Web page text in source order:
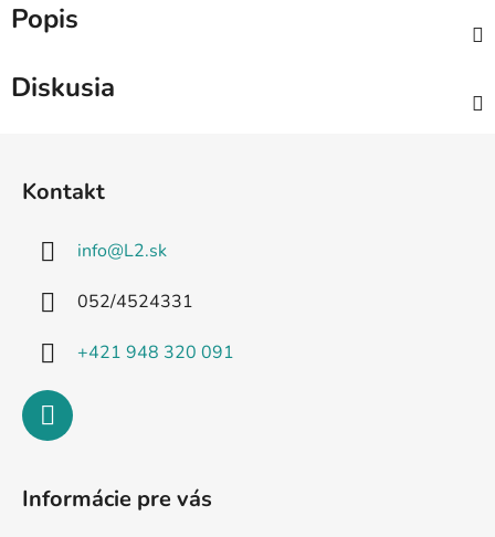
Popis
Diskusia
Kontakt
info@L2.sk
052/4524331
+421 948 320 091
Informácie pre vás